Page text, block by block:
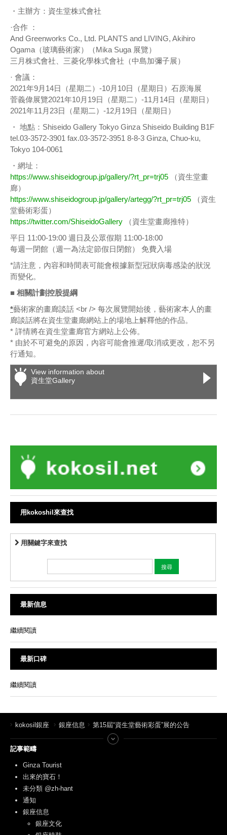
・主辦方：資生堂株式會社
·合作 ：
And Greenworks Co., Ltd. PLANTS and LIVING, Akihiro
Ogama（玻璃藝術家）（Mika Suga 展覽）
三月株式會社、三菱化學株式會社（中島加彌子展）
· 會議：
2021年9月14日（星期二）-10月10日（星期日）石原海展
菅義偉展覽2021年10月19日（星期二）-11月14日（星期日）
2021年11月23日（星期二）-12月19日（星期日）
・ 地點：Shiseido Gallery Tokyo Ginza Shiseido Building B1F
tel.03-3572-3901 fax.03-3572-3951 8-8-3 Ginza, Chuo-ku,
Tokyo 104-0061
・網址：
https://www.shiseidogroup.jp/gallery/?rt_pr=trj05 （資生堂畫
廊）
https://www.shiseidogroup.jp/gallery/artegg/?rt_pr=trj05 （資生
堂藝術彩蛋）
https://twitter.com/ShiseidoGallery （資生堂畫廊推特）
平日 11:00-19:00 週日及公眾假期 11:00-18:00
每週一閉館（週一為法定節假日閉館） 免費入場
*請注意，內容和時間表可能會根據新型冠狀病毒感染的狀況
而變化。
■ 相關計劃控股提綱
*藝術家的畫廊談話 <br /> 每次展覽開始後，藝術家本人的畫
廊談話將在資生堂畫廊網站上的場地上解釋他的作品。
* 詳情將在資生堂畫廊官方網站上公佈。
* 由於不可避免的原因，內容可能會推遲/取消或更改，恕不另
行通知。
View information about
資生堂Gallery
用kokoshil來查找
用關鍵字來查找
最新信息
繼續閱讀
最新口碑
繼續閱讀
kokosil銀座 銀座信息 第15屆“資生堂藝術彩蛋”展的公告
記事範疇
Ginza Tourist
出來的寶石！
未分類 @zh-hant
通知
銀座信息
銀座文化